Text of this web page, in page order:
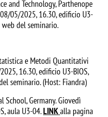
and Technology, Parthenope
05/2025, 16.30, edificio U3-
del seminario.
e Metodi Quantitativi
16.30, edificio U3-BIOS,
seminario. (Host: Fiandra)
School, Germany. Giovedì
aula U3-04.LINKalla pagina